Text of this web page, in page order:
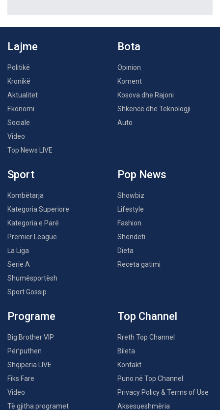
Lajme
Politikë
Kronikë
Aktualitet
Ekonomi
Sociale
Video
Top News LIVE
Bota
Opinion
Koment
Kosova dhe Rajoni
Shkencë dhe Teknologji
Auto
Sport
Kombëtarja
Kategoria Superiore
Kategoria e Parë
Premier League
La Liga
Serie A
Shumësportësh
Sport Gossip
Pop News
Showbiz
Lifestyle
Fashion
Shëndeti
Dieta
Receta gatimi
Programe
Big Brother VIP
Për’puthen
Shqipëria LIVE
Fiks Fare
Video
Të gjitha programet
Top Channel
Rreth Top Channel
Bileta
Kontakt
Puno në Top Channel
Privacy Policy & Terms of Use
Aksesueshmëria